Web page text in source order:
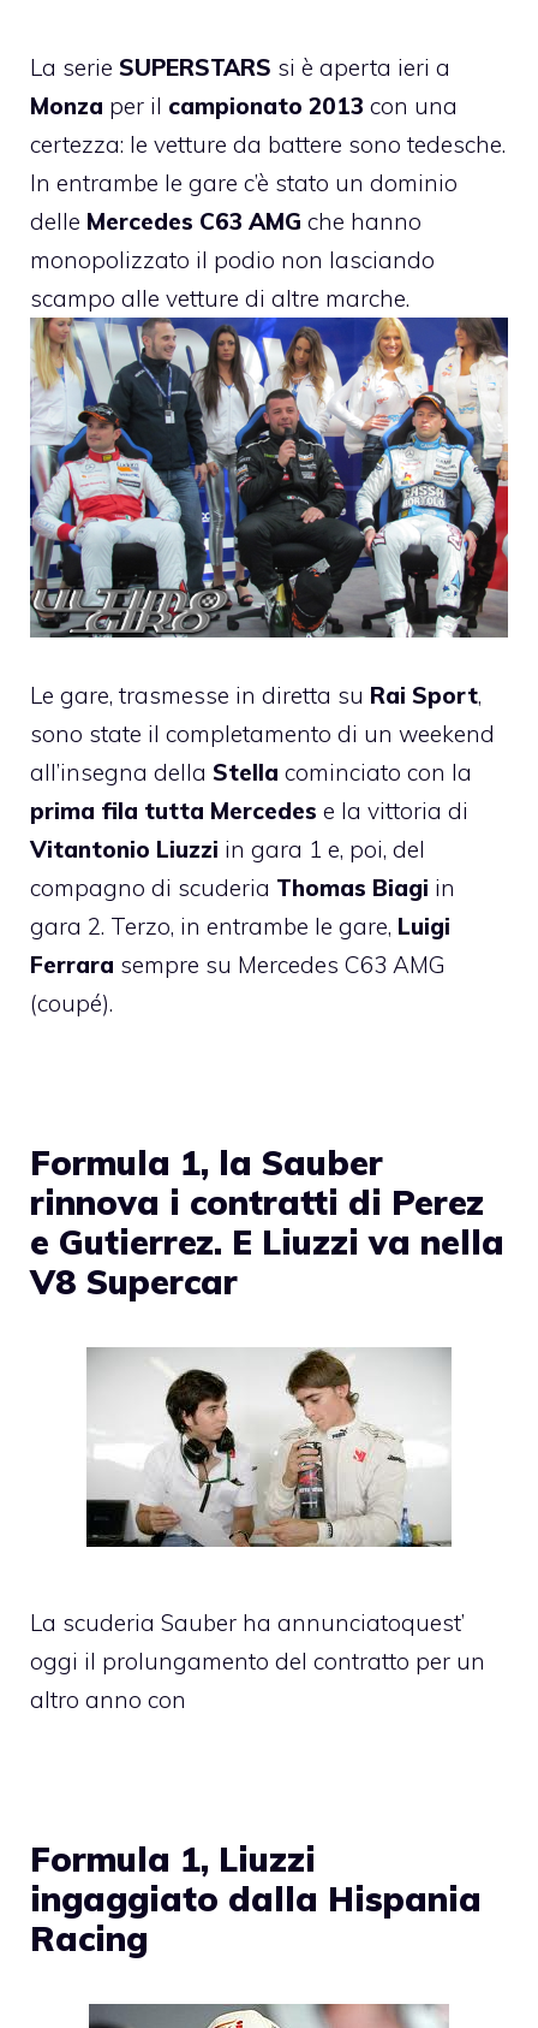
La serie SUPERSTARS si è aperta ieri a
Monza per il campionato 2013 con una
certezza: le vetture da battere sono tedesche.
In entrambe le gare c’è stato un dominio
delle Mercedes C63 AMG che hanno
monopolizzato il podio non lasciando
scampo alle vetture di altre marche.
Le gare, trasmesse in diretta su Rai Sport,
sono state il completamento di un weekend
all’insegna della Stella cominciato con la
prima fila tutta Mercedes e la vittoria di
Vitantonio Liuzzi in gara 1 e, poi, del
compagno di scuderia Thomas Biagi in
gara 2. Terzo, in entrambe le gare, Luigi
Ferrara sempre su Mercedes C63 AMG
(coupé).
Formula 1, la Sauber
rinnova i contratti di Perez
e Gutierrez. E Liuzzi va nella
V8 Supercar
La scuderia Sauber ha annunciatoquest’
oggi il prolungamento del contratto per un
altro anno con
Formula 1, Liuzzi
ingaggiato dalla Hispania
Racing